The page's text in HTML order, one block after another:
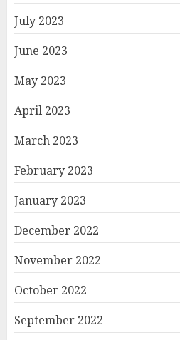
July 2023
June 2023
May 2023
April 2023
March 2023
February 2023
January 2023
December 2022
November 2022
October 2022
September 2022